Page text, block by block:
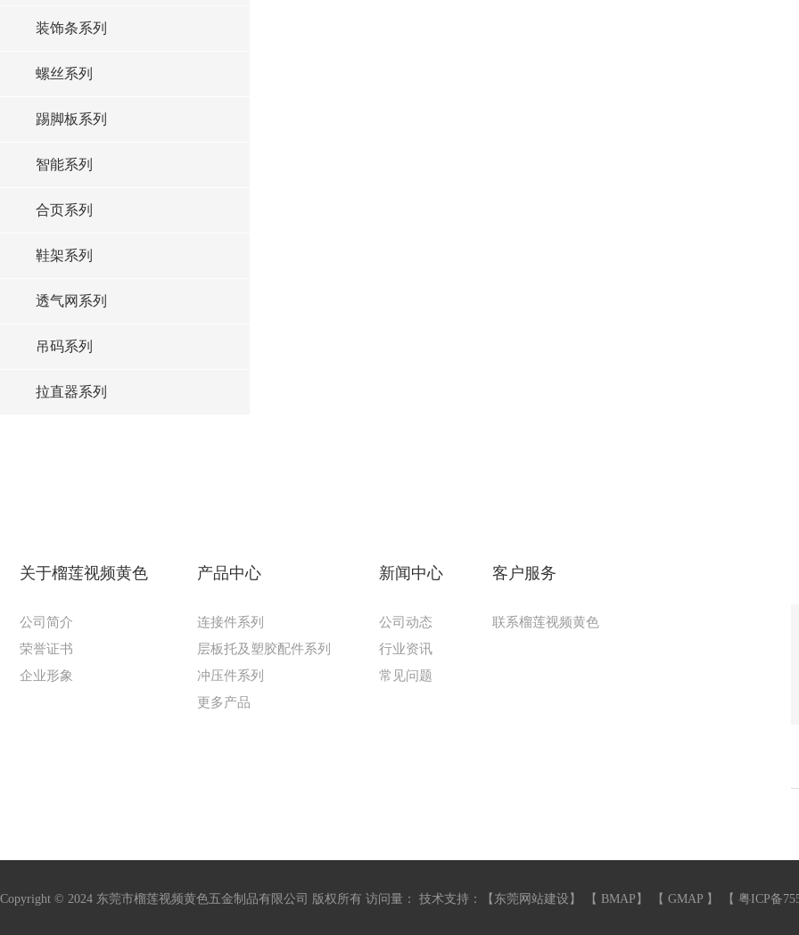
装饰条系列
螺丝系列
踢脚板系列
智能系列
合页系列
鞋架系列
透气网系列
吊码系列
拉直器系列
关于榴莲视频黄色
公司简介
荣誉证书
企业形象
产品中心
连接件系列
层板托及塑胶配件系列
冲压件系列
更多产品
新闻中心
公司动态
行业资讯
常见问题
客户服务
联系榴莲视频黄色
Copyright © 2024 东莞市榴莲视频黄色五金制品有限公司 版权所有 访问量： 技术支持：【 东莞网站建设 】 【 BMAP 】 【 GMAP 】 【 粤ICP备